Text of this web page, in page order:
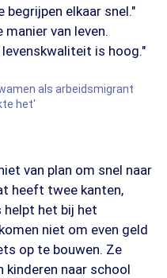
begrijpen elkaar snel."
manier van leven.
is hoog."
als arbeidsmigrant
het'
van plan om snel naar
heeft twee kanten,
helpt het bij het
niet om even geld
op te bouwen. Ze
kinderen naar school